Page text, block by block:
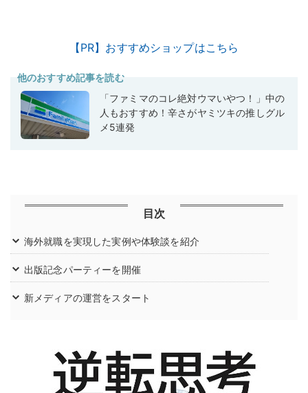
【PR】おすすめショップはこちら
他のおすすめ記事を読む
「ファミマのコレ絶対ウマいやつ！」中の
人もおすすめ！辛さがヤミツキの推しグル
メ5連発
目次
海外就職を実現した実例や体験談を紹介
出版記念パーティーを開催
新メディアの運営をスタート